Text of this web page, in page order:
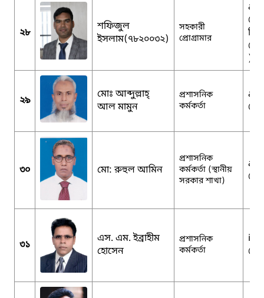
২৮
শফিজুল
ইসলাম(৭৮২০০৩২)
সহকারী
প্রোগ্রামার
)
২৯
মোঃ আব্দুল্লাহ্
আল মামুন
প্রশাসনিক
কর্মকর্তা
৩০ মো: রুহুল আমিন
প্রশাসনিক
কর্মকর্তা (স্থানীয়
সরকার শাখা)
৩১
এস. এম. ইব্রাহীম
হোসেন
প্রশাসনিক
কর্মকর্তা